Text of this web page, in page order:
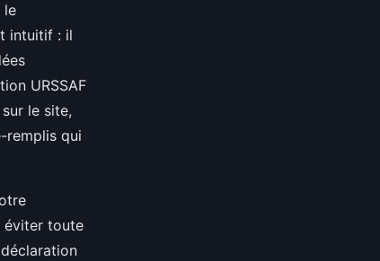
le
intuitif : il
URSSAF
le site,
remplis qui
éviter toute